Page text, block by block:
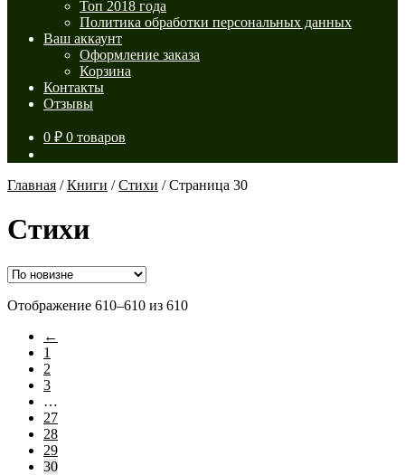
Топ 2018 года
Политика обработки персональных данных
Ваш аккаунт
Оформление заказа
Корзина
Контакты
Отзывы
0 ₽ 0 товаров
Главная /Книги /Стихи /Страница 30
Стихи
Отображение 610–610 из 610Сортировка:
←
1
2
3
…
27
28
29
30